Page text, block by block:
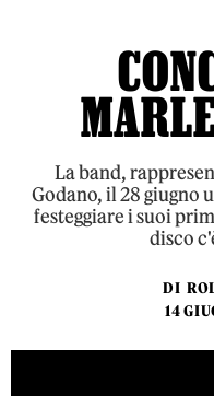
La band,
Godano, il 28 giugno
festeggiare i suoi
disco
DI
14